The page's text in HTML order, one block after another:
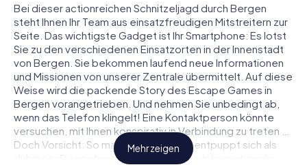
Bei dieser actionreichen Schnitzeljagd durch Bergen
steht Ihnen Ihr Team aus einsatzfreudigen Mitstreitern zur
Seite. Das wichtigste Gadget ist Ihr Smartphone: Es lotst
Sie zu den verschiedenen Einsatzorten in der Innenstadt
von Bergen. Sie bekommen laufend neue Informationen
und Missionen von unserer Zentrale übermittelt. Auf diese
Weise wird die packende Story des Escape Games in
Bergen vorangetrieben. Und nehmen Sie unbedingt ab,
wenn das Telefon klingelt! Eine Kontaktperson könnte
versuchen, mit Ihnen konspirativ in Verbindung zu treten …
Doch Vorsicht: So mancher Informant entpuppt sich als
dubioser Doppelagent und so manche Information als
Mehr zeigen